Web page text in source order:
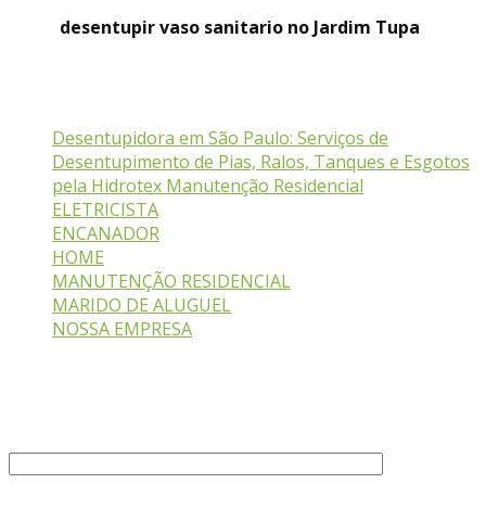
desentupir vaso sanitario no Jardim Tupa
Desentupidora em São Paulo: Serviços de
Desentupimento de Pias, Ralos, Tanques e Esgotos
pela Hidrotex Manutenção Residencial
ELETRICISTA
ENCANADOR
HOME
MANUTENÇÃO RESIDENCIAL
MARIDO DE ALUGUEL
NOSSA EMPRESA